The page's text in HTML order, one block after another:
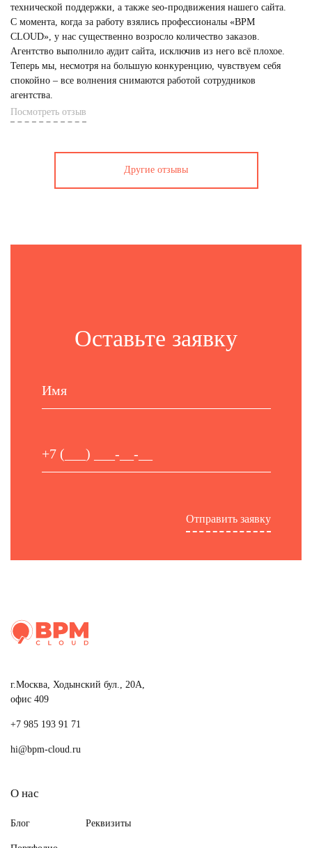
технической поддержки, а также seo-продвижения нашего сайта.
С момента, когда за работу взялись профессионалы «BPM
CLOUD», у нас существенно возросло количество заказов.
Агентство выполнило аудит сайта, исключив из него всё плохое.
Теперь мы, несмотря на большую конкуренцию, чувствуем себя
спокойно – все волнения снимаются работой сотрудников
агентства.
Посмотреть отзыв
Другие отзывы
Оставьте заявку
г.Москва, Ходынский бул., 20А,
офис 409
+7 985 193 91 71
hi@bpm-cloud.ru
О нас
Блог Реквизиты